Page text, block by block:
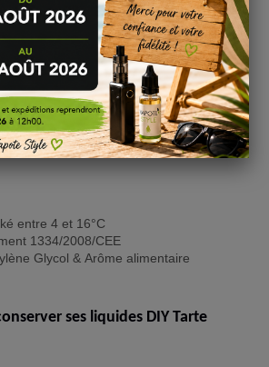
de liquide DIY Tarte Saint
de laisser reposer votre mélangee-
Tarte saint trop- beurk
et 30 jourspour profiter
de chaque arôme.Pour en savoir
page sur lamaturationd’un e-liquide
entre 4 et 16°C
1334/2008/CEE
Glycol & Arôme alimentaire
ses liquides DIY Tarte